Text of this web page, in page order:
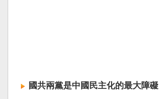
國共兩黨是中國民主化的最大障礙